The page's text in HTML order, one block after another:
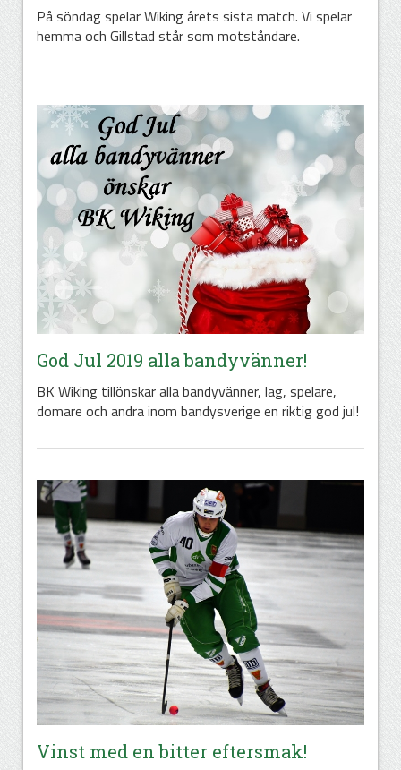
På söndag spelar Wiking årets sista match. Vi spelar
hemma och Gillstad står som motståndare.
God Jul 2019 alla bandyvänner!
BK Wiking tillönskar alla bandyvänner, lag, spelare,
domare och andra inom bandysverige en riktig god jul!
Vinst med en bitter eftersmak!